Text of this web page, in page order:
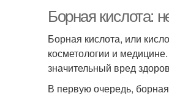
Борная кислота:
Борная кислота, или
косметологии и
значительный вред
В первую очередь,